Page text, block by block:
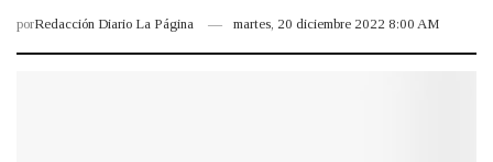
porRedacción Diario La Página martes, 20 diciembre 2022 8:00 AM